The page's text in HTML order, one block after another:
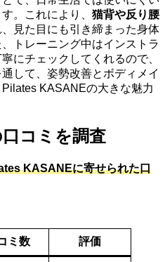
。これにより、 猫背や反り腰
、見た目にも引き締まった身体
トレーニング中はインストラ
にチェックしてくれるので、
して、姿勢改善とボディメイ
KASANEの大きな魅力
コミを調査
KASANEに寄せられた口
ミ数 評価